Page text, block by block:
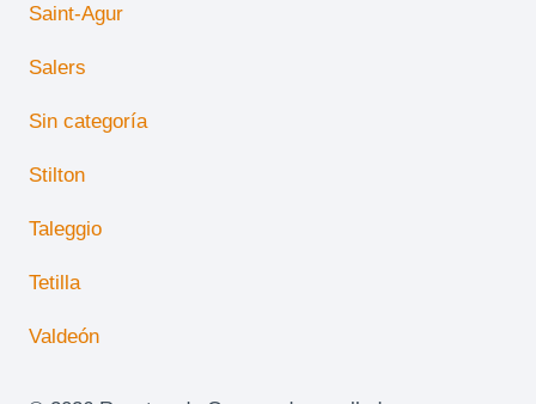
Saint-Agur
Salers
Sin categoría
Stilton
Taleggio
Tetilla
Valdeón